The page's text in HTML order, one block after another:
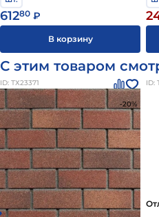
61280 ₽
В корзину
С этим товаром
ID: ТХ23371
-20%
ID: